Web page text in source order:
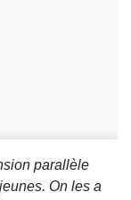
parallèle
On les a